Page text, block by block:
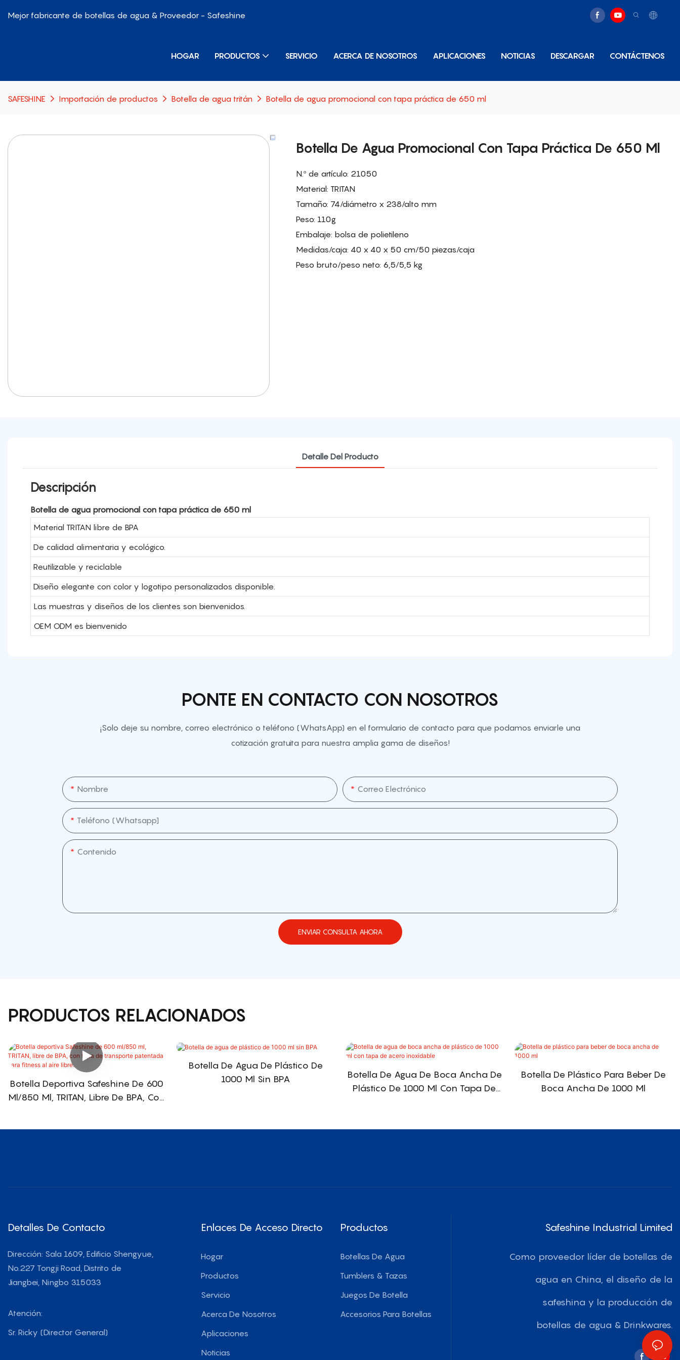
Mejor fabricante de botellas de agua & Proveedor - Safeshine
HOGAR PRODUCTOS SERVICIO ACERCA DE NOSOTROS APLICACIONES NOTICIAS DESCARGAR CONTÁCTENOS
SAFESHINE Importación de productos Botella de agua tritán Botella de agua promocional con tapa práctica de 650 ml
Botella De Agua Promocional Con Tapa Práctica De 650 Ml
N.º de artículo: 21050
Material: TRITAN
Tamaño: 74/diámetro x 238/alto mm
Peso: 110g
Embalaje: bolsa de polietileno
Medidas/caja: 40 x 40 x 50 cm/50 piezas/caja
Peso bruto/peso neto: 6,5/5,5 kg
Detalle Del Producto
Descripción
Botella de agua promocional con tapa práctica de 650 ml
Material TRITAN libre de BPA
De calidad alimentaria y ecológico.
Reutilizable y reciclable
Diseño elegante con color y logotipo personalizados disponible.
Las muestras y diseños de los clientes son bienvenidos.
OEM ODM es bienvenido
PONTE EN CONTACTO CON NOSOTROS
¡Solo deje su nombre, correo electrónico o teléfono (WhatsApp) en el formulario de contacto para que podamos enviarle una
cotización gratuita para nuestra amplia gama de diseños!
Nombre Correo Electrónico
Teléfono (whatsapp]
Contenido
ENVIAR CONSULTA AHORA
PRODUCTOS RELACIONADOS
Botella Deportiva Safeshine De 600
Ml/850 Ml, TRITAN, Libre De BPA, Con
Botella De Agua De Plástico De
1000 Ml Sin BPA
Botella De Agua De Boca Ancha De
Plástico De 1000 Ml Con Tapa De
Botella De Plástico Para Beber De
Boca Ancha De 1000 Ml
Detalles De Contacto
Dirección: Sala 1609, Edificio Shengyue,
No.227 Tongji Road, Distrito de
Jiangbei, Ningbo 315033
Atención:
Sr. Ricky (Director General)
Enlaces De Acceso Directo
Hogar
Productos
Servicio
Acerca De Nosotros
Aplicaciones
Noticias
Productos
Botellas De Agua
Tumblers & Tazas
Juegos De Botella
Accesorios Para Botellas
Safeshine Industrial Limited
Como proveedor líder de botellas de
agua en China, el diseño de la
safeshina y la producción de
botellas de agua & Drinkwares.